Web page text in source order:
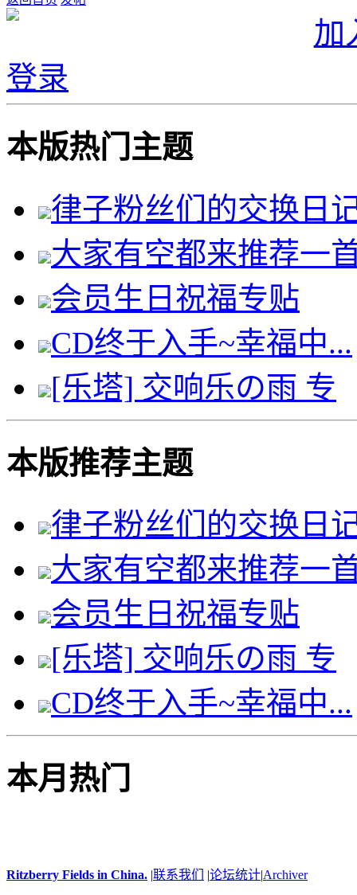
加
登录
本版热门主题
律子粉丝们的交换日
大家有空都来推荐一
会员生日祝福专贴
CD终于入手~幸福中...
[乐塔] 交响乐の雨 专
本版推荐主题
律子粉丝们的交换日
大家有空都来推荐一
会员生日祝福专贴
[乐塔] 交响乐の雨 专
CD终于入手~幸福中...
本月热门
Ritzberry Fields in China. |联系我们 |论坛统计|Archiver